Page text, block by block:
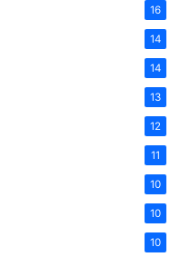
16
14
14
13
12
11
10
10
10